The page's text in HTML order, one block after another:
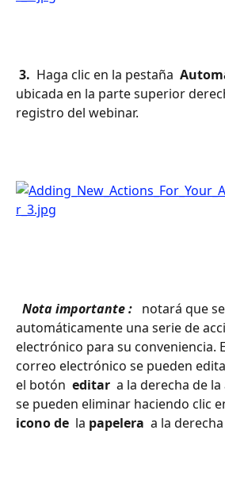
3. Haga clic en la pestaña
ubicada en la parte superior
registro del webinar.
Nota importante : notará que
automáticamente una serie de
electrónico para su conveniencia.
correo electrónico se pueden
el botón editar a la derecha de
se pueden eliminar haciendo clic
icono de la papelera a la